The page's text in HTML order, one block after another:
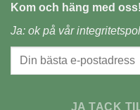
Kom och häng med oss!
Ja: ok på vår
JA TACK